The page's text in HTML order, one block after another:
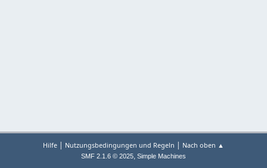
Hilfe | Nutzungsbedingungen und Regeln | Nach oben ▲
SMF 2.1.6 © 2025, Simple Machines